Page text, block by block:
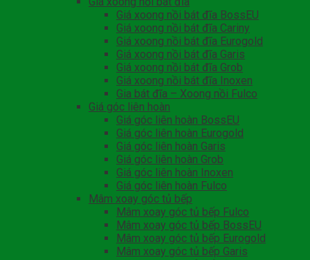
Giá xoong nồi bát đĩa BossEU
Giá xoong nồi bát đĩa Cariny
Giá xoong nồi bát đĩa Eurogold
Giá xoong nồi bát đĩa Garis
Giá xoong nồi bát đĩa Grob
Giá xoong nồi bát đĩa Inoxen
Gia bát đĩa – Xoong nồi Fulco
Giá góc liên hoàn
Giá góc liên hoàn BossEU
Giá góc liên hoàn Eurogold
Giá góc liên hoàn Garis
Giá góc liên hoàn Grob
Giá góc liên hoàn Inoxen
Giá góc liên hoàn Fulco
Mâm xoay góc tủ bếp
Mâm xoay góc tủ bếp Fulco
Mâm xoay góc tủ bếp BossEU
Mâm xoay góc tủ bếp Eurogold
Mâm xoay góc tủ bếp Garis